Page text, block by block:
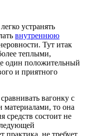
устранять
внутреннюю
Тут итак
теплыми,
один положительный
и приятного
вагонку с
то она
средств состоит не
практика, не требует